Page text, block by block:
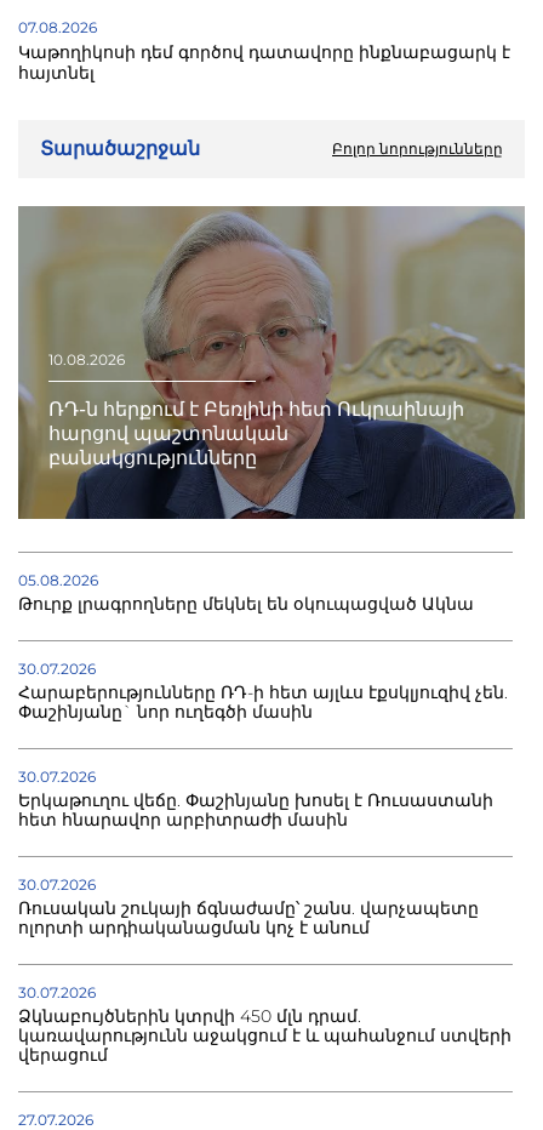
07.08.2026
Կաթողիկոսի դեմ գործով դատավորը ինքնաբացարկ է
հայտնել
Տարածաշրջան Բոլոր նորությունները
10.08.2026
ՌԴ-ն հերքում է Բեռլինի հետ Ուկրաինայի
հարցով պաշտոնական
բանակցությունները
05.08.2026
Թուրք լրագրողները մեկնել են օկուպացված Ակնա
30.07.2026
Հարաբերությունները ՌԴ-ի հետ այլևս էքսկլյուզիվ չեն.
Փաշինյանը` նոր ուղեգծի մասին
30.07.2026
Երկաթուղու վեճը. Փաշինյանը խոսել է Ռուսաստանի
հետ հնարավոր արբիտրաժի մասին
30.07.2026
Ռուսական շուկայի ճգնաժամը՝ շանս. վարչապետը
ոլորտի արդիականացման կոչ է անում
30.07.2026
Ձկնաբույծներին կտրվի 450 մլն դրամ.
կառավարությունն աջակցում է և պահանջում ստվերի
վերացում
27.07.2026